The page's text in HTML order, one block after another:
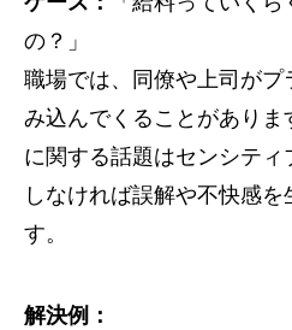
の？」
職場では、同僚や上司がプ
み込んでくることがありま
に関する話題はセンシテ
しなければ誤解や不快感を
す。
解決例：